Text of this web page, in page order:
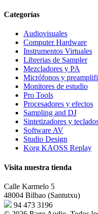
Categorías
Audiovisuales
Computer Hardware
Instrumentos Virtuales
Librerias de Sampler
Mezcladores y PA
Micrófonos y
Monitores de estudio
Pro Tools
Procesadores y efectos
Sampling and DJ
Sintetizadores y
Software AV
Studio Design
Korg KAOSS Replay
Visita nuestra tienda
Calle Karmelo 5
48004 Bilbao (Santutxu)
94 473 3196